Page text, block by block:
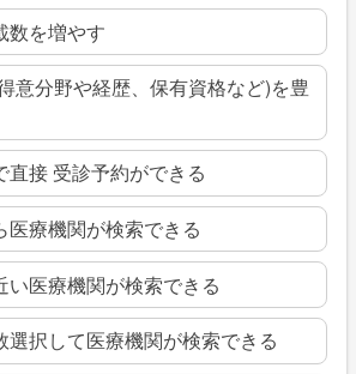
数を増やす
意分野や経歴、保有資格など)を豊
直接 受診予約ができる
医療機関が検索できる
い医療機関が検索できる
選択して医療機関が検索できる